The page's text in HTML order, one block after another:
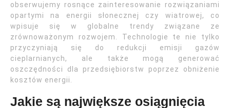
obserwujemy rosnące zainteresowanie rozwiązaniami
opartymi na energii słonecznej czy wiatrowej, co
wpisuje się w globalne trendy związane ze
zrównoważonym rozwojem. Technologie te nie tylko
przyczyniają się do redukcji emisji gazów
cieplarnianych, ale także mogą generować
oszczędności dla przedsiębiorstw poprzez obniżenie
kosztów energii.
Jakie są największe osiągnięcia